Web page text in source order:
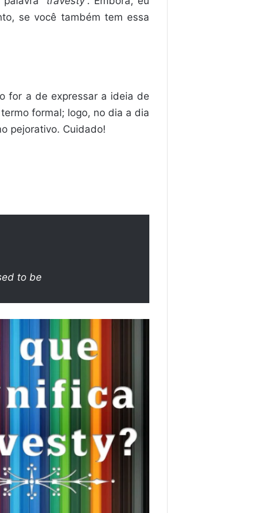
se você também tem essa
for a de expressar a ideia de
formal; logo, no dia a dia
pejorativo. Cuidado!
to be